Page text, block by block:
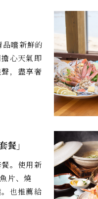
嚐新鮮的
心天氣即
，盡享奢
」
。使用新
片、燒
也推薦給